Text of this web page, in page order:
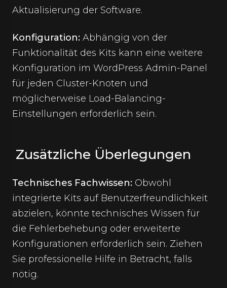
Aktualisierung der Software.
Konfiguration: Abhängig von der
Funktionalität des Kits kann eine weitere
Konfiguration im WordPress Admin-Panel
für jeden Cluster-Knoten und
möglicherweise Load-Balancing-
Einstellungen erforderlich sein.
Zusätzliche Überlegungen
Technisches Fachwissen: Obwohl
integrierte Kits auf Benutzerfreundlichkeit
abzielen, könnte technisches Wissen für
die Fehlerbehebung oder erweiterte
Konfigurationen erforderlich sein. Ziehen
Sie professionelle Hilfe in Betracht, falls
nötig.